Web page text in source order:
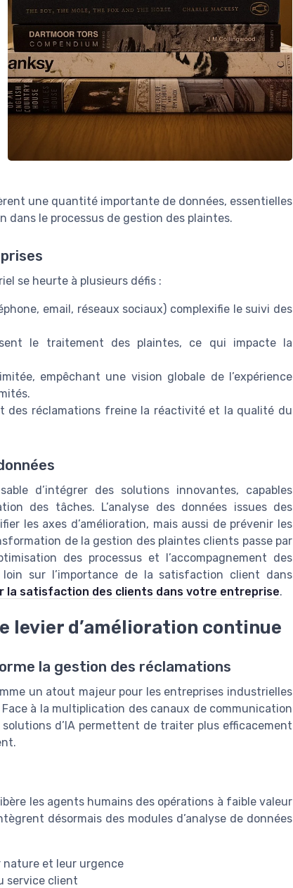
une quantité importante de données, essentielles
le processus de gestion des plaintes.
se heurte à plusieurs défis :
email, réseaux sociaux) complexifie le suivi des
le traitement des plaintes, ce qui impacte la
empêchant une vision globale de l’expérience
des réclamations freine la réactivité et la qualité du
d’intégrer des solutions innovantes, capables
des tâches. L’analyse des données issues des
les axes d’amélioration, mais aussi de prévenir les
de la gestion des plaintes clients passe par
des processus et l’accompagnement des
sur l’importance de la satisfaction client dans
la satisfaction des clients dans votre entreprise.
levier d’amélioration continue
la gestion des réclamations
un atout majeur pour les entreprises industrielles
à la multiplication des canaux de communication
d’IA permettent de traiter plus efficacement
les agents humains des opérations à faible valeur
désormais des modules d’analyse de données
nature et leur urgence
service client